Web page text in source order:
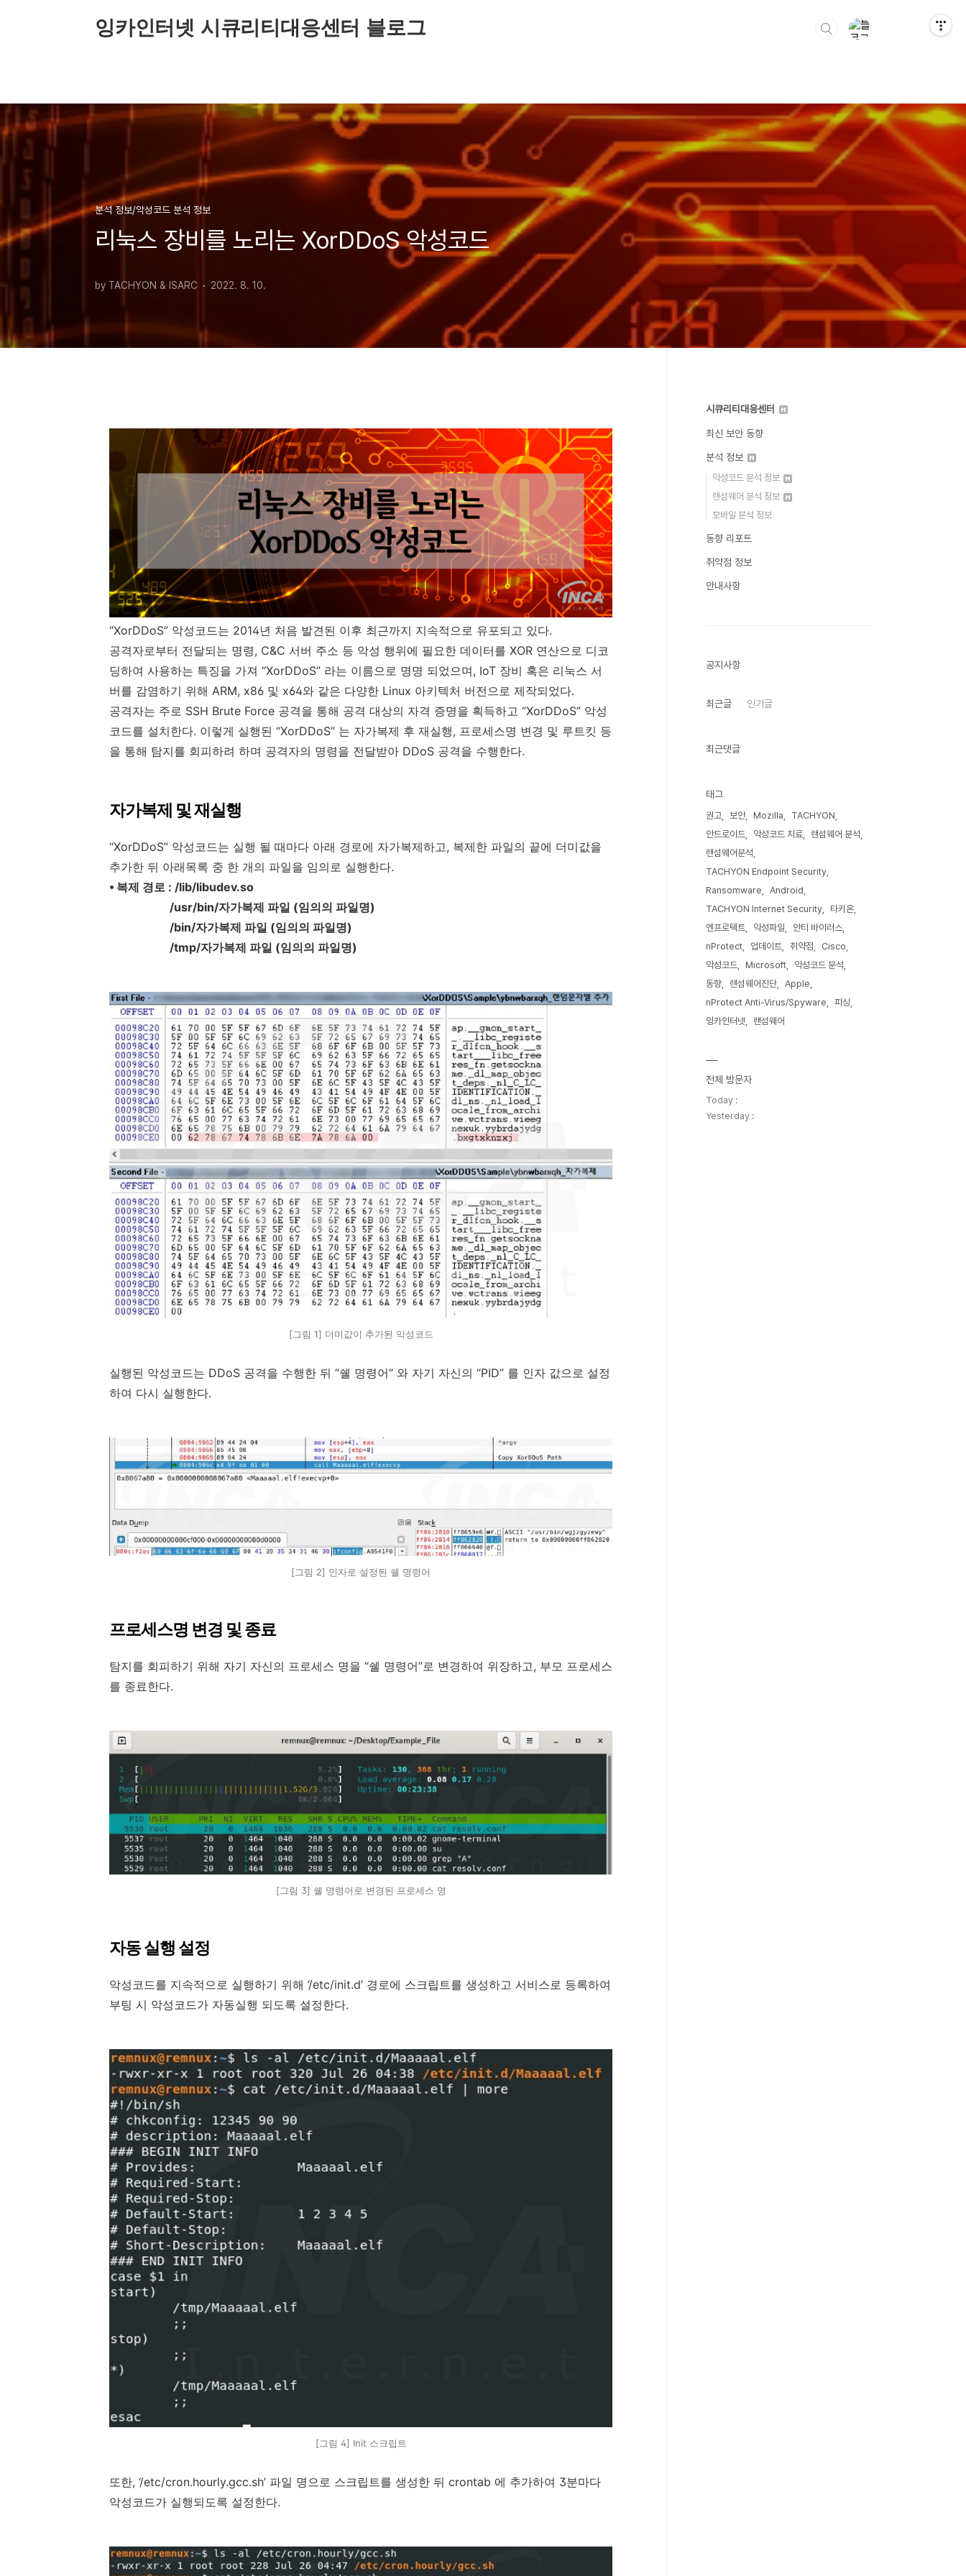
잉카인터넷 시큐리티대응센터 블로그
분석 정보/악성코드 분석 정보
리눅스 장비를 노리는 XorDDoS 악성코드
by TACHYON & ISARC 2022. 8. 10.
“XorDDoS” 악성코드는 2014년 처음 발견된 이후 최근까지 지속적으로 유포되고 있다.
공격자로부터 전달되는 명령, C&C 서버 주소 등 악성 행위에 필요한 데이터를 XOR 연산으로 디코
딩하여 사용하는 특징을 가져 “XorDDoS” 라는 이름으로 명명 되었으며, IoT 장비 혹은 리눅스 서
버를 감염하기 위해 ARM, x86 및 x64와 같은 다양한 Linux 아키텍처 버전으로 제작되었다.
공격자는 주로 SSH Brute Force 공격을 통해 공격 대상의 자격 증명을 획득하고 “XorDDoS” 악성
코드를 설치한다. 이렇게 실행된 “XorDDoS” 는 자가복제 후 재실행, 프로세스명 변경 및 루트킷 등
을 통해 탐지를 회피하려 하며 공격자의 명령을 전달받아 DDoS 공격을 수행한다.
자가복제 및 재실행
“XorDDoS” 악성코드는 실행 될 때마다 아래 경로에 자가복제하고, 복제한 파일의 끝에 더미값을
추가한 뒤 아래목록 중 한 개의 파일을 임의로 실행한다.
⦁ 복제 경로 : /lib/libudev.so
/usr/bin/자가복제 파일 (임의의 파일명)
/bin/자가복제 파일 (임의의 파일명)
/tmp/자가복제 파일 (임의의 파일명)
[그림 1] 더미값이 추가된 악성코드
실행된 악성코드는 DDoS 공격을 수행한 뒤 “쉘 명령어” 와 자기 자신의 “PID” 를 인자 값으로 설정
하여 다시 실행한다.
[그림 2] 인자로 설정된 쉘 명령어
프로세스명 변경 및 종료
탐지를 회피하기 위해 자기 자신의 프로세스 명을 “쉘 명령어”로 변경하여 위장하고, 부모 프로세스
를 종료한다.
[그림 3] 쉘 명령어로 변경된 프로세스 명
자동 실행 설정
악성코드를 지속적으로 실행하기 위해 ‘/etc/init.d’ 경로에 스크립트를 생성하고 서비스로 등록하여
부팅 시 악성코드가 자동실행 되도록 설정한다.
[그림 4] Init 스크립트
또한, ‘/etc/cron.hourly.gcc.sh’ 파일 명으로 스크립트를 생성한 뒤 crontab 에 추가하여 3분마다
악성코드가 실행되도록 설정한다.
시큐리티대응센터
최신 보안 동향
분석 정보
악성코드 분석 정보
랜섬웨어 분석 정보
모바일 분석 정보
동향 리포트
취약점 정보
안내사항
공지사항
최근글 인기글
최근댓글
태그
권고 보안 Mozilla
TACHYON
안드로이드
악성코드 치료
랜섬웨어 분석
랜섬웨어분석
TACHYON Endpoint Security
Ransomware
Android
TACHYON Internet Security
타키온
엔프로텍트
악성파일
안티 바이러스
nProtect
업데이트 취약점
Cisco
악성코드
Microsoft
악성코드 분석
동향
랜섬웨어진단
Apple
nProtect Anti-Virus/Spyware
피싱
잉카인터넷
랜섬웨어
전체 방문자
Today :
Yesterday :